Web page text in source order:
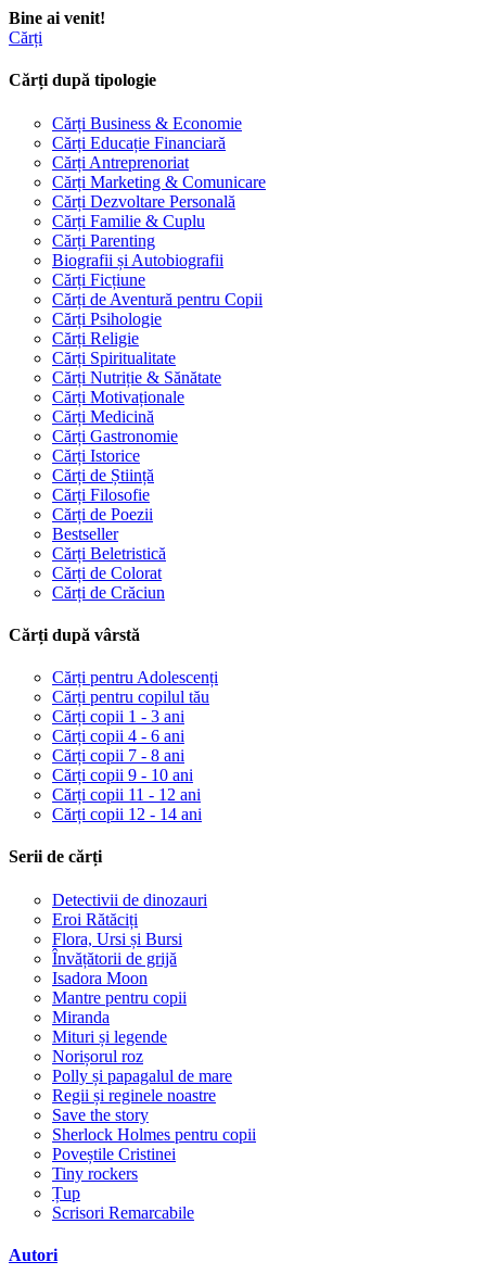
Bine ai venit!
Cărți
Cărți după tipologie
Cărți Business & Economie
Cărți Educație Financiară
Cărți Antreprenoriat
Cărți Marketing & Comunicare
Cărți Dezvoltare Personală
Cărți Familie & Cuplu
Cărți Parenting
Biografii și Autobiografii
Cărți Ficțiune
Cărți de Aventură pentru Copii
Cărți Psihologie
Cărți Religie
Cărți Spiritualitate
Cărți Nutriție & Sănătate
Cărți Motivaționale
Cărți Medicină
Cărți Gastronomie
Cărți Istorice
Cărți de Știință
Cărți Filosofie
Cărți de Poezii
Bestseller
Cărți Beletristică
Cărți de Colorat
Cărți de Crăciun
Cărți după vârstă
Cărți pentru Adolescenți
Cărți pentru copilul tău
Cărți copii 1 - 3 ani
Cărți copii 4 - 6 ani
Cărți copii 7 - 8 ani
Cărți copii 9 - 10 ani
Cărți copii 11 - 12 ani
Cărți copii 12 - 14 ani
Serii de cărți
Detectivii de dinozauri
Eroi Rătăciți
Flora, Ursi și Bursi
Învățătorii de grijă
Isadora Moon
Mantre pentru copii
Miranda
Mituri și legende
Norișorul roz
Polly și papagalul de mare
Regii și reginele noastre
Save the story
Sherlock Holmes pentru copii
Poveștile Cristinei
Tiny rockers
Țup
Scrisori Remarcabile
Autori